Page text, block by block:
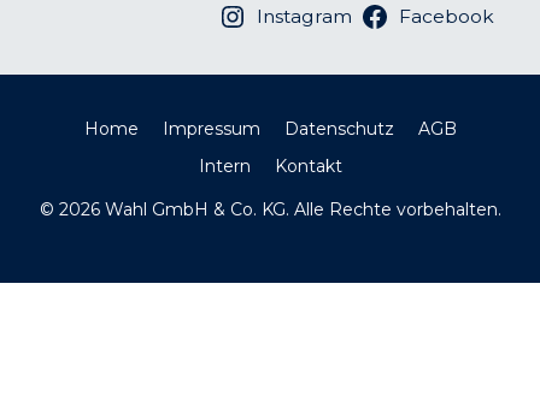
Instagram Facebook
Home Impressum Datenschutz
AGB
Intern
Kontakt
© 2026 Wahl GmbH & Co. KG. Alle Rechte vorbehalten.